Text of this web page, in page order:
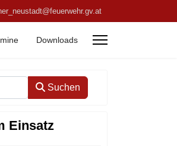
Downloads
Suchen
Einsatz